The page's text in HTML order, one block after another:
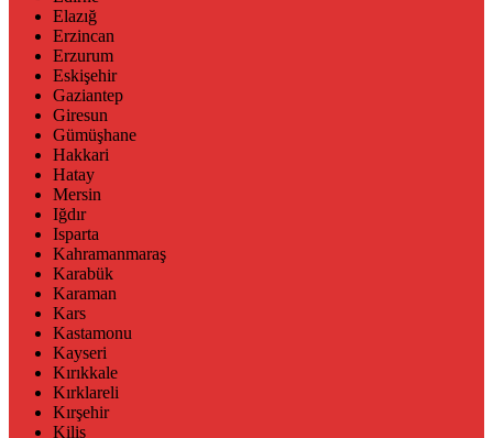
Elazığ
Erzincan
Erzurum
Eskişehir
Gaziantep
Giresun
Gümüşhane
Hakkari
Hatay
Mersin
Iğdır
Isparta
Kahramanmaraş
Karabük
Karaman
Kars
Kastamonu
Kayseri
Kırıkkale
Kırklareli
Kırşehir
Kilis